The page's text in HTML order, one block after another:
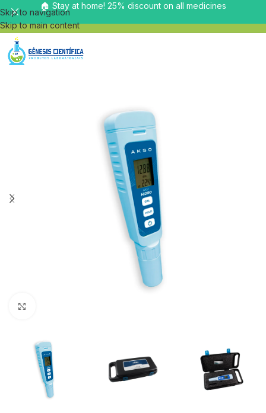
Skip to navigation
Skip to main content
🏠 Stay at home! 25% discount on all medicines